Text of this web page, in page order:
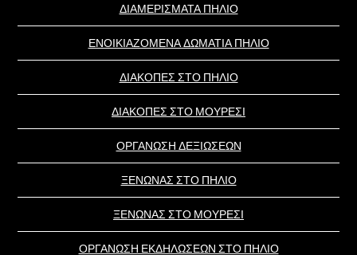
ΔΙΑΜΕΡΙΣΜΑΤΑ ΠΗΛΙΟ
ΕΝΟΙΚΙΑΖΟΜΕΝΑ ΔΩΜΑΤΙΑ ΠΗΛΙΟ
ΔΙΑΚΟΠΕΣ ΣΤΟ ΠΗΛΙΟ
ΔΙΑΚΟΠΕΣ ΣΤΟ ΜΟΥΡΕΣΙ
ΟΡΓΑΝΩΣΗ ΔΕΞΙΩΣΕΩΝ
ΞΕΝΩΝΑΣ ΣΤΟ ΠΗΛΙΟ
ΞΕΝΩΝΑΣ ΣΤΟ ΜΟΥΡΕΣΙ
ΟΡΓΑΝΩΣΗ ΕΚΔΗΛΩΣΕΩΝ ΣΤΟ ΠΗΛΙΟ